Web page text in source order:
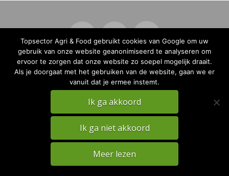
PRIVACY DISCLAIMER
TKI Agri & Food Website
Topsector Agri & Food gebruikt cookies van Google om uw
gebruik van onze website geanonimiseerd te analyseren om
ervoor te zorgen dat onze website zo soepel mogelijk draait.
Als je doorgaat met het gebruiken van de website, gaan we er
vanuit dat je ermee instemt.
Ik ga akkoord
Ik ga niet akkoord
Meer lezen